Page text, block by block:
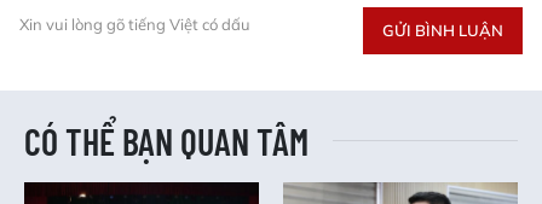
Xin vui lòng gõ tiếng Việt có dấu GỬI BÌNH LUẬN
CÓ THỂ BẠN QUAN TÂM